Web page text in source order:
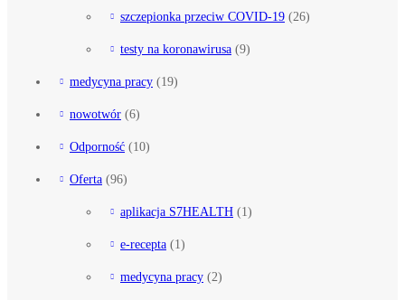
szczepionka przeciw COVID-19 (26)
testy na koronawirusa (9)
medycyna pracy (19)
nowotwór (6)
Odporność (10)
Oferta (96)
aplikacja S7HEALTH (1)
e-recepta (1)
medycyna pracy (2)